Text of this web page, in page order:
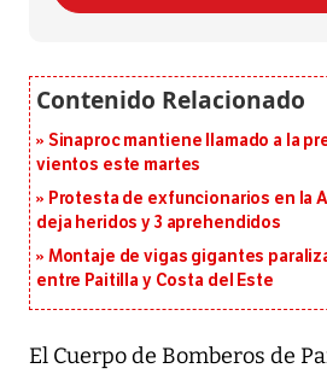
Sinaproc mantiene llamado a la
vientos este martes
Protesta de exfuncionarios en la
deja heridos y 3 aprehendidos
Montaje de vigas gigantes
entre Paitilla y Costa del Este
El Cuerpo de Bomberos de